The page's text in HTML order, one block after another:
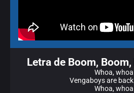
Letra de Boom,
Whoa, whoa
Vengaboys are
Whoa, whoa